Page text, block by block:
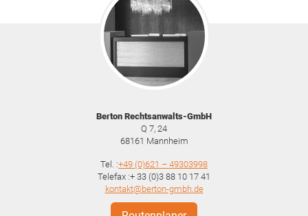
Berton Rechtsanwalts-GmbH
Q 7, 24
68161 Mannheim
Tel. :+49 (0)621 – 49303998
Telefax :+ 33 (0)3 88 10 17 41
kontakt@berton-gmbh.de